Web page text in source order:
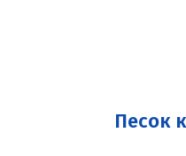
Песок